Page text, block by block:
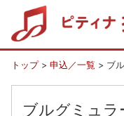
トップ> 申込／一覧 > ブ
ブルグミュ